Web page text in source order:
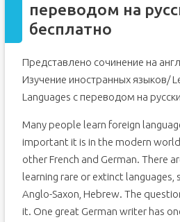
переводом на
бесплатно
Представлено сочинение на
Изучение иностранных языков/
Languages с переводом на
Many people learn foreign
important it is in the modern
other French and German. There
learning rare or extinct languages,
Anglo-Saxon, Hebrew. The
it. One great German writer has